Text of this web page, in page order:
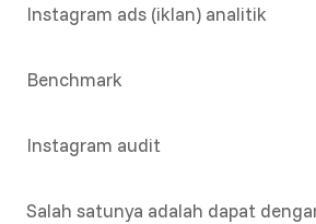
Instagram ads (iklan) analitik
Benchmark
Instagram audit
Salah satunya adalah dapat